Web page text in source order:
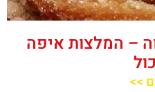
– המלצות איפה
>>